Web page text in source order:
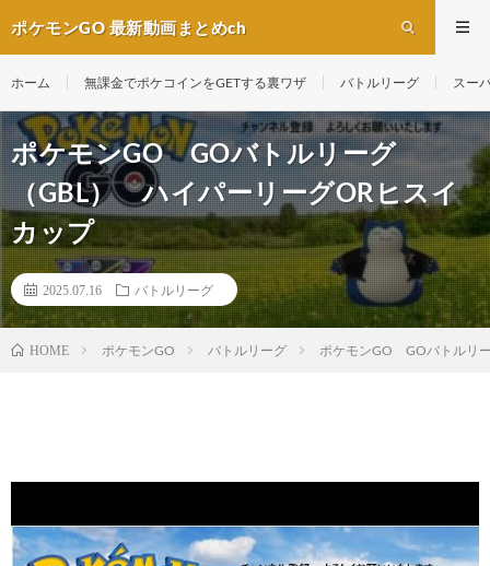
ポケモンGO 最新動画まとめch
ホーム 無課金でポケコインをGETする裏ワザ バトルリーグ スー
ポケモンGO GOバトルリーグ
（GBL） ハイパーリーグORヒスイ
カップ
2025.07.16 バトルリーグ
HOME ポケモンGO バトルリーグ ポケモンGO GOバトルリ